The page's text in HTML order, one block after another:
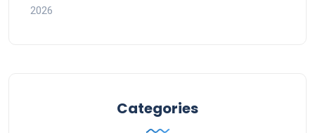
2026
Categories